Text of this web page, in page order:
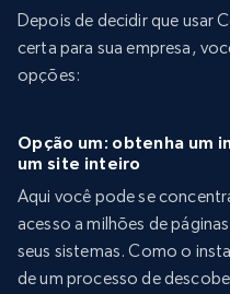
Depois de decidir que usar
certa para sua empresa,
opções:
Opção um: obtenha um
um site inteiro
Aqui você pode se
acesso a milhões de
seus sistemas. Como o
de um processo de